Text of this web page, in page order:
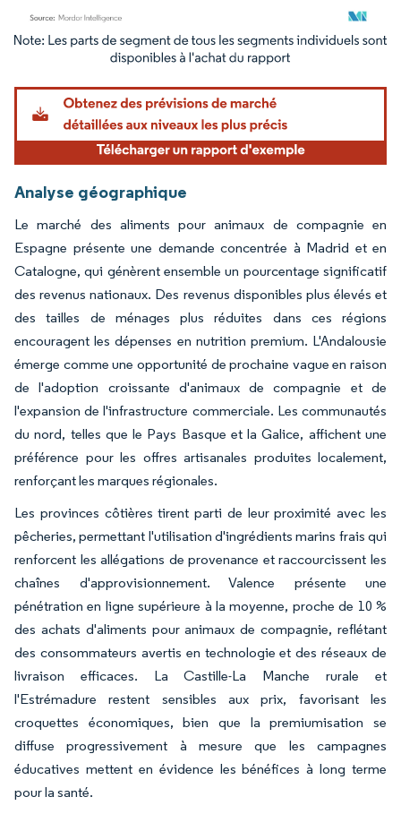
Image © Mordor Intelligence. La réutilisation nécessite une attribution sous CC BY
Analyse géographique
Le marché des aliments pour animaux de compagnie en
Espagne présente une demande concentrée à Madrid et en
Catalogne, qui génèrent ensemble un pourcentage significatif
des revenus nationaux. Des revenus disponibles plus élevés et
des tailles de ménages plus réduites dans ces régions
encouragent les dépenses en nutrition premium. L'Andalousie
émerge comme une opportunité de prochaine vague en raison
de l'adoption croissante d'animaux de compagnie et de
l'expansion de l'infrastructure commerciale. Les communautés
du nord, telles que le Pays Basque et la Galice, affichent une
préférence pour les offres artisanales produites localement,
renforçant les marques régionales.
Les provinces côtières tirent parti de leur proximité avec les
pêcheries, permettant l'utilisation d'ingrédients marins frais qui
renforcent les allégations de provenance et raccourcissent les
chaînes d'approvisionnement. Valence présente une
pénétration en ligne supérieure à la moyenne, proche de 10 %
des achats d'aliments pour animaux de compagnie, reflétant
des consommateurs avertis en technologie et des réseaux de
livraison efficaces. La Castille-La Manche rurale et
l'Estrémadure restent sensibles aux prix, favorisant les
croquettes économiques, bien que la premiumisation se
diffuse progressivement à mesure que les campagnes
éducatives mettent en évidence les bénéfices à long terme
pour la santé.